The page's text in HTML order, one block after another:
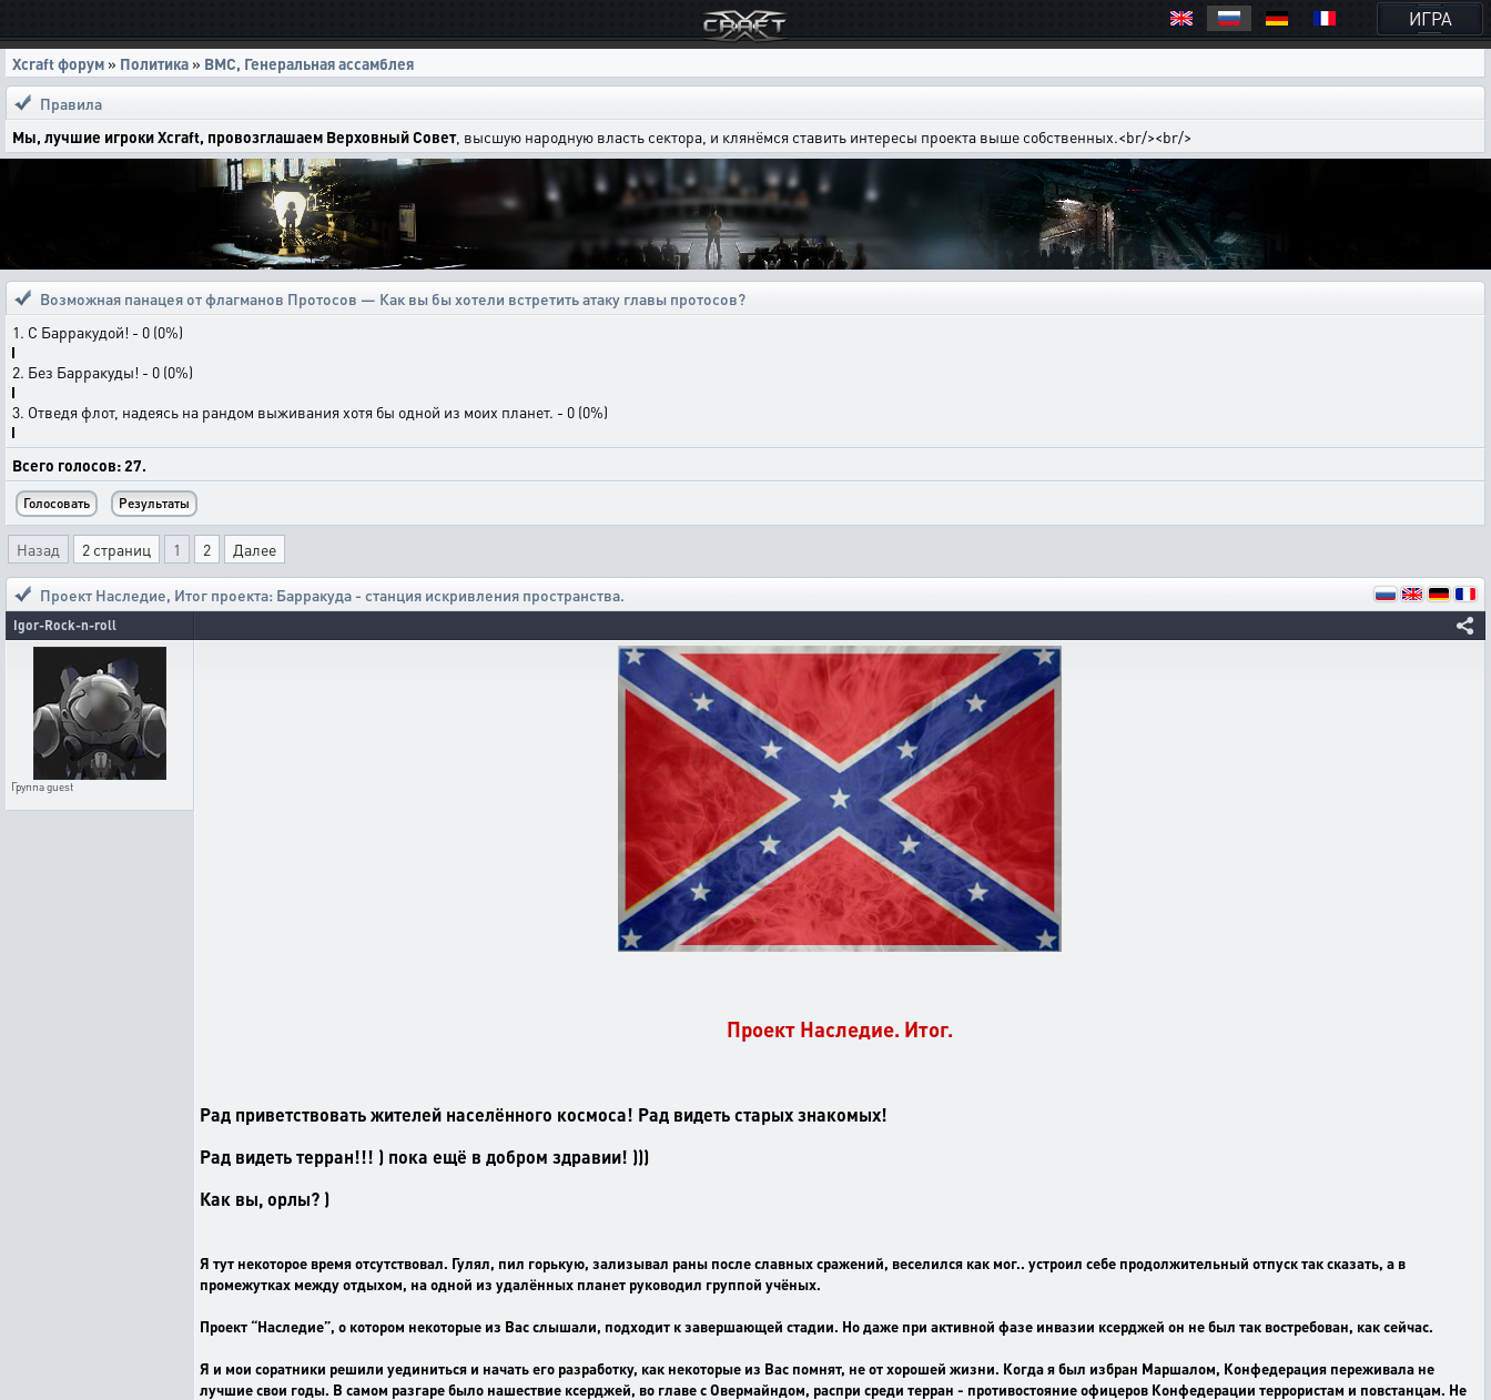
ИГРА
Xcraft форум » Политика » ВМС, Генеральная ассамблея
Правила
Мы, лучшие игроки Xcraft, провозглашаем Верховный Совет, высшую народную власть сектора, и клянёмся ставить интересы проекта выше собственных.<br/><br/>
Возможная панацея от флагманов Протосов — Как вы бы хотели встретить атаку главы протосов?
1. С Барракудой! - 0 (0%)
2. Без Барракуды! - 0 (0%)
3. Отведя флот, надеясь на рандом выживания хотя бы одной из моих планет. - 0 (0%)
Всего голосов: 27.
Назад 2 страниц 1 2 Далее
Проект Наследие, Итог проекта: Барракуда - станция искривления пространства.
Igor-Rock-n-roll
Группаguest
Проект Наследие. Итог.
Рад приветствовать жителей населённого космоса! Рад видеть старых знакомых!
Рад видеть терран!!! ) пока ещё в добром здравии! )))
Как вы, орлы? )
Я тут некоторое время отсутствовал. Гулял, пил горькую, зализывал раны после славных сражений, веселился как мог.. устроил себе продолжительный отпуск так сказать, а в
промежутках между отдыхом, на одной из удалённых планет руководил группой учёных.
Проект “Наследие”, о котором некоторые из Вас слышали, подходит к завершающей стадии. Но даже при активной фазе инвазии ксерджей он не был так востребован, как сейчас.
Я и мои соратники решили уединиться и начать его разработку, как некоторые из Вас помнят, не от хорошей жизни. Когда я был избран Маршалом, Конфедерация переживала не
лучшие свои годы. В самом разгаре было нашествие ксерджей, во главе с Овермайндом, распри среди терран - противостояние офицеров Конфедерации террористам и повстанцам. Не